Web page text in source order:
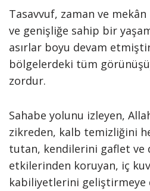
Tasavvuf, zaman ve
ve genişliğe sahip bir
asırlar boyu devam
bölgelerdeki tüm
zordur.
Sahabe yolunu izleyen,
zikreden, kalb temizliğini
tutan, kendilerini gaflet ve
etkilerinden koruyan, iç
kabiliyetlerini geliştirmeye